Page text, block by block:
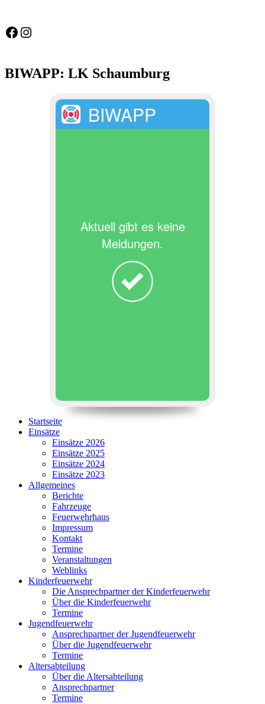
Feuerwehr Gemeinde Wölpinghausen
fw_gemeinde_woelpinghausen
BIWAPP: LK Schaumburg
BIWAPP
Aktuell gibt es keine
Meldungen.
Startseite
Einsätze
Einsätze 2026
Einsätze 2025
Einsätze 2024
Einsätze 2023
Allgemeines
Berichte
Fahrzeuge
Feuerwehrhaus
Impressum
Kontakt
Termine
Veranstaltungen
Weblinks
Kinderfeuerwehr
Die Ansprechpartner der Kinderfeuerwehr
Über die Kinderfeuerwehr
Termine
Jugendfeuerwehr
Ansprechpartner der Jugendfeuerwehr
Über die Jugendfeuerwehr
Termine
Altersabteilung
Über die Altersabteilung
Ansprechpartner
Termine